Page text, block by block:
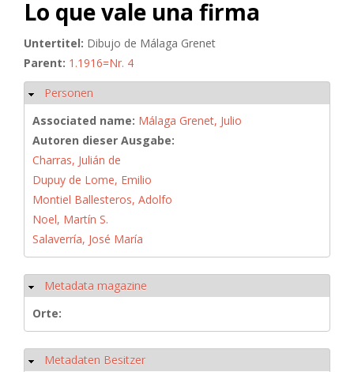
Lo que vale una firma
Untertitel: Dibujo de Málaga Grenet
Parent: 1.1916=Nr. 4
Ausblenden
Personen
Associated name: Málaga Grenet, Julio
Autoren dieser Ausgabe:
Charras, Julián de
Dupuy de Lome, Emilio
Montiel Ballesteros, Adolfo
Noel, Martín S.
Salaverría, José María
Ausblenden
Metadata magazine
Orte:
Ausblenden
Metadaten Besitzer